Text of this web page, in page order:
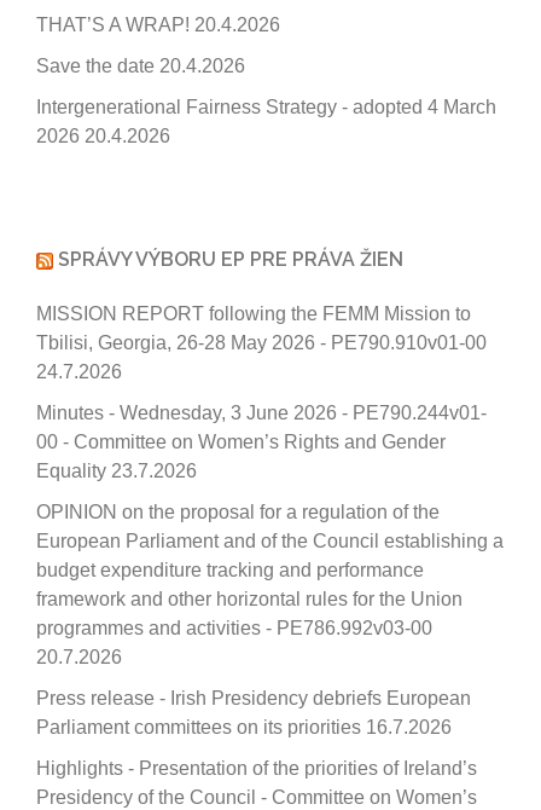
THAT’S A WRAP! 20.4.2026
Save the date 20.4.2026
Intergenerational Fairness Strategy - adopted 4 March
2026 20.4.2026
SPRÁVY VÝBORU EP PRE PRÁVA ŽIEN
MISSION REPORT following the FEMM Mission to
Tbilisi, Georgia, 26-28 May 2026 - PE790.910v01-00
24.7.2026
Minutes - Wednesday, 3 June 2026 - PE790.244v01-
00 - Committee on Women’s Rights and Gender
Equality 23.7.2026
OPINION on the proposal for a regulation of the
European Parliament and of the Council establishing a
budget expenditure tracking and performance
framework and other horizontal rules for the Union
programmes and activities - PE786.992v03-00
20.7.2026
Press release - Irish Presidency debriefs European
Parliament committees on its priorities 16.7.2026
Highlights - Presentation of the priorities of Ireland’s
Presidency of the Council - Committee on Women’s